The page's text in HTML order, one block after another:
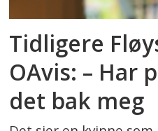
Tidligere
OAvis: – Har
det bak meg